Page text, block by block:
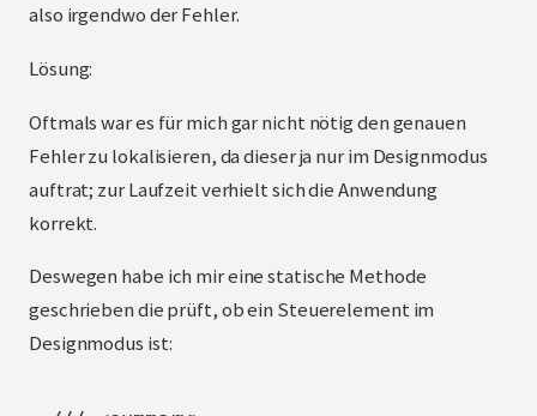
also irgendwo der Fehler.
Lösung:
Oftmals war es für mich gar nicht nötig den genauen
Fehler zu lokalisieren, da dieser ja nur im Designmodus
auftrat; zur Laufzeit verhielt sich die Anwendung
korrekt.
Deswegen habe ich mir eine statische Methode
geschrieben die prüft, ob ein Steuerelement im
Designmodus ist: